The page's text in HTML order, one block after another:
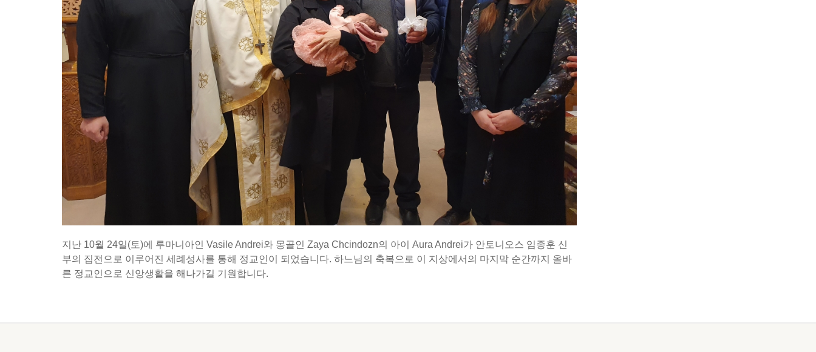
지난 10월 24일(토)에 루마니아인 Vasile Andrei와 몽골인 Zaya Chcindozn의 아이 Aura Andrei가 안토니오스 임종훈 신
부의 집전으로 이루어진 세례성사를 통해 정교인이 되었습니다. 하느님의 축복으로 이 지상에서의 마지막 순간까지 올바
른 정교인으로 신앙생활을 해나가길 기원합니다.